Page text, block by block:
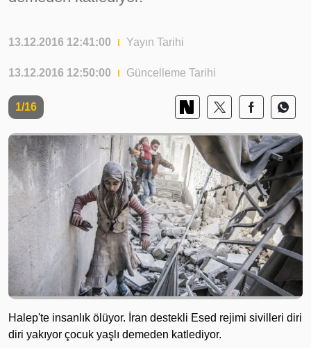
13.12.2016 12:41:00 Yayın Tarihi
13.12.2016 12:50:00 Güncelleme Tarihi
1/16
Halep'te insanlık ölüyor. İran destekli Esed rejimi sivilleri diri
diri yakıyor çocuk yaşlı demeden katlediyor.